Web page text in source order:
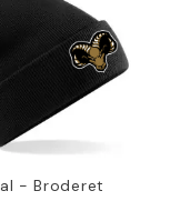
- Broderet